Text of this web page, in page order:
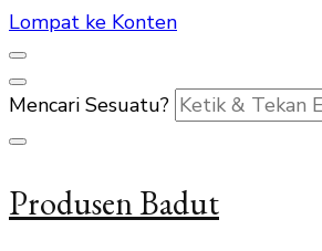
Lompat ke Konten
Mencari Sesuatu?
Produsen Badut